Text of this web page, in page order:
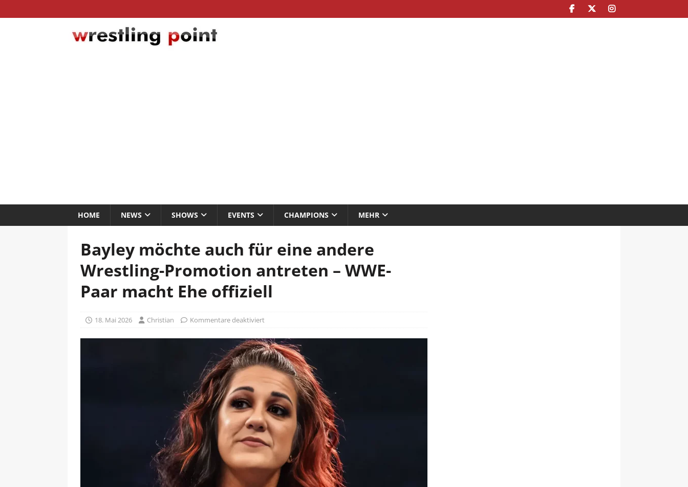
HOME NEWS SHOWS EVENTS CHAMPIONS MEHR
Bayley möchte auch für eine andere
Wrestling-Promotion antreten – WWE-
Paar macht Ehe offiziell
18. Mai 2026 Christian Kommentare deaktiviert